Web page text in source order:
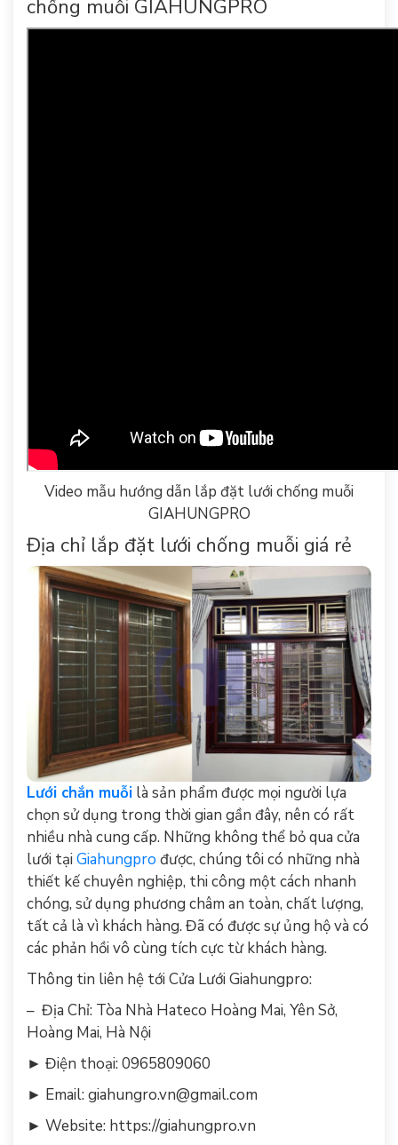
chống muỗi GIAHUNGPRO
Video mẫu hướng dẫn lắp đặt lưới chống muỗi
GIAHUNGPRO
Địa chỉ lắp đặt lưới chống muỗi giá rẻ
Lưới chắn muỗi là sản phẩm được mọi người lựa
chọn sử dụng trong thời gian gần đây, nên có rất
nhiều nhà cung cấp. Những không thể bỏ qua cửa
lưới tại Giahungpro được, chúng tôi có những nhà
thiết kế chuyên nghiệp, thi công một cách nhanh
chóng, sử dụng phương châm an toàn, chất lượng,
tất cả là vì khách hàng. Đã có được sự ủng hộ và có
các phản hồi vô cùng tích cực từ khách hàng.
Thông tin liên hệ tới Cửa Lưới Giahungpro:
– Địa Chỉ: Tòa Nhà Hateco Hoàng Mai, Yên Sở,
Hoàng Mai, Hà Nội
► Điện thoại: 0965809060
► Email: giahungro.vn@gmail.com
► Website: https://giahungpro.vn